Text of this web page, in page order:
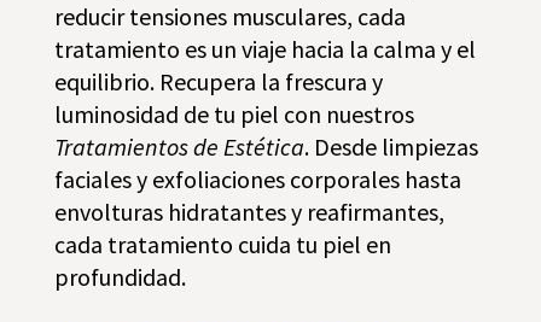
reducir tensiones musculares, cada
tratamiento es un viaje hacia la calma y el
equilibrio. Recupera la frescura y
luminosidad de tu piel con nuestros
Tratamientos de Estética. Desde limpiezas
faciales y exfoliaciones corporales hasta
envolturas hidratantes y reafirmantes,
cada tratamiento cuida tu piel en
profundidad.